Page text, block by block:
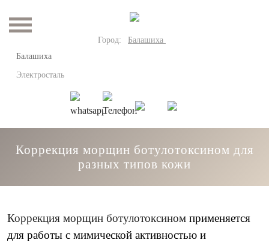
Город:
Балашиха
Балашиха
Электросталь
Коррекция морщин ботулотоксином для
разных типов кожи
Коррекция морщин ботулотоксином применяется
для работы с мимической активностью и